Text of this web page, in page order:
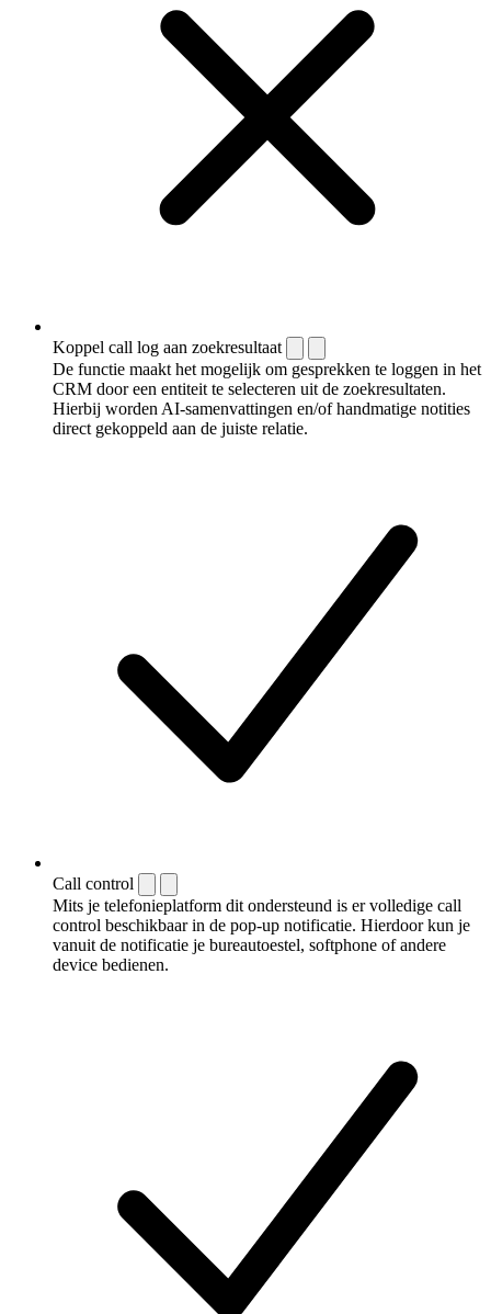
Koppel call log aan zoekresultaat
De functie maakt het mogelijk om gesprekken te loggen in het
CRM door een entiteit te selecteren uit de zoekresultaten.
Hierbij worden AI-samenvattingen en/of handmatige notities
direct gekoppeld aan de juiste relatie.
Call control
Mits je telefonieplatform dit ondersteund is er volledige call
control beschikbaar in de pop-up notificatie. Hierdoor kun je
vanuit de notificatie je bureautoestel, softphone of andere
device bedienen.